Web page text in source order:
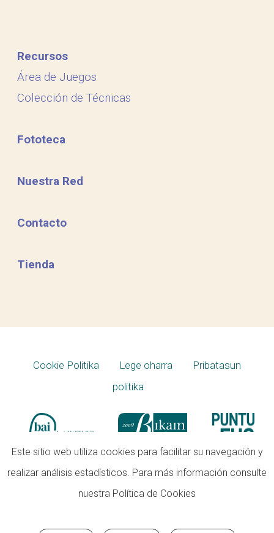
Recursos
Área de Juegos
Colección de Técnicas
Fototeca
Nuestra Red
Contacto
Tienda
Cookie Politika Lege oharra
Pribatasun
politika
Este sitio web utiliza cookies para facilitar su navegación y
realizar análisis estadísticos. Para más información consulte
nuestra Política de Cookies